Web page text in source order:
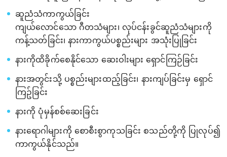
ဆူညံသံကာကွယ်ခြင်း
ကျယ်လောင်သော ဂီတသံများ၊ လုပ်ငန်းခွင်ဆူညံသံများကို
ကန့်သတ်ခြင်း၊ နားကာကွယ်ပစ္စည်းများ အသုံးပြုခြင်း
နားကိုထိခိုက်စေနိုင်သော ဆေးဝါးများ ရှောင်ကြဉ်ခြင်း
နားအတွင်းသို့ ပစ္စည်းများထည့်ခြင်း၊ နားကျပ်ခြင်းမှ ရှောင်
ကြဥ်ခြင်း
နားကို ပုံမှန်စစ်ဆေးခြင်း
နားရောဂါများကို စောစီးစွာကုသခြင်း စသည်တို့ကို ပြုလုပ်၍
ကာကွယ်နိုင်သည်။